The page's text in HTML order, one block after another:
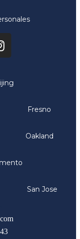
Fresno
Oakland
San Jose